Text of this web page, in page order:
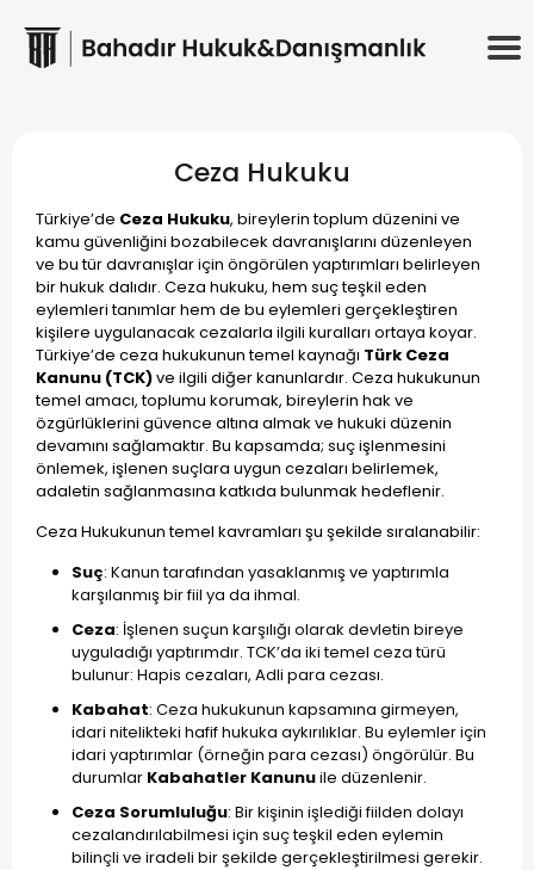
Ceza Hukuku
Türkiye’de Ceza Hukuku, bireylerin toplum düzenini ve
kamu güvenliğini bozabilecek davranışlarını düzenleyen
ve bu tür davranışlar için öngörülen yaptırımları belirleyen
bir hukuk dalıdır. Ceza hukuku, hem suç teşkil eden
eylemleri tanımlar hem de bu eylemleri gerçekleştiren
kişilere uygulanacak cezalarla ilgili kuralları ortaya koyar.
Türkiye’de ceza hukukunun temel kaynağı Türk Ceza
Kanunu (TCK)ve ilgili diğer kanunlardır. Ceza hukukunun
temel amacı, toplumu korumak, bireylerin hak ve
özgürlüklerini güvence altına almak ve hukuki düzenin
devamını sağlamaktır. Bu kapsamda; suç işlenmesini
önlemek, işlenen suçlara uygun cezaları belirlemek,
adaletin sağlanmasına katkıda bulunmak hedeflenir.
Ceza Hukukunun temel kavramları şu şekilde sıralanabilir:
Suç: Kanun tarafından yasaklanmış ve yaptırımla
karşılanmış bir fiil ya da ihmal.
Ceza: İşlenen suçun karşılığı olarak devletin bireye
uyguladığı yaptırımdır. TCK’da iki temel ceza türü
bulunur: Hapis cezaları, Adli para cezası.
Kabahat: Ceza hukukunun kapsamına girmeyen,
idari nitelikteki hafif hukuka aykırılıklar. Bu eylemler için
idari yaptırımlar (örneğin para cezası) öngörülür. Bu
durumlar Kabahatler Kanunuile düzenlenir.
Ceza Sorumluluğu: Bir kişinin işlediği fiilden dolayı
cezalandırılabilmesi için suç teşkil eden eylemin
bilinçli ve iradeli bir şekilde gerçekleştirilmesi gerekir.